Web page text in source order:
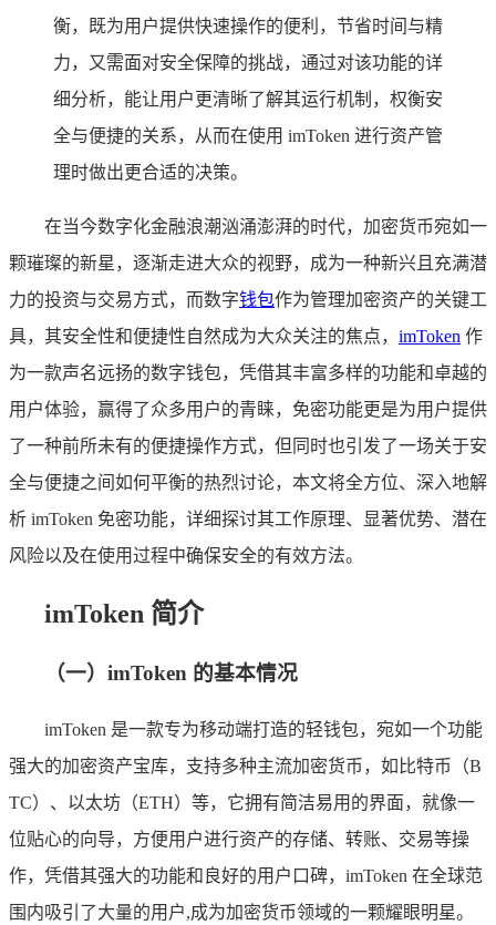
衡，既为用户提供快速操作的便利，节省时间与精
力，又需面对安全保障的挑战，通过对该功能的详
细分析，能让用户更清晰了解其运行机制，权衡安
全与便捷的关系，从而在使用 imToken 进行资产管
理时做出更合适的决策。
在当今数字化金融浪潮汹涌澎湃的时代，加密货币宛如一
颗璀璨的新星，逐渐走进大众的视野，成为一种新兴且充满潜
力的投资与交易方式，而数字钱包作为管理加密资产的关键工
具，其安全性和便捷性自然成为大众关注的焦点， imToken 作
为一款声名远扬的数字钱包，凭借其丰富多样的功能和卓越的
用户体验，赢得了众多用户的青睐，免密功能更是为用户提供
了一种前所未有的便捷操作方式，但同时也引发了一场关于安
全与便捷之间如何平衡的热烈讨论，本文将全方位、深入地解
析 imToken 免密功能，详细探讨其工作原理、显著优势、潜在
风险以及在使用过程中确保安全的有效方法。
imToken 简介
（一）imToken 的基本情况
imToken 是一款专为移动端打造的轻钱包，宛如一个功能
强大的加密资产宝库，支持多种主流加密货币，如比特币（B
TC）、以太坊（ETH）等，它拥有简洁易用的界面，就像一
位贴心的向导，方便用户进行资产的存储、转账、交易等操
作，凭借其强大的功能和良好的用户口碑，imToken 在全球范
围内吸引了大量的用户,成为加密货币领域的一颗耀眼明星。